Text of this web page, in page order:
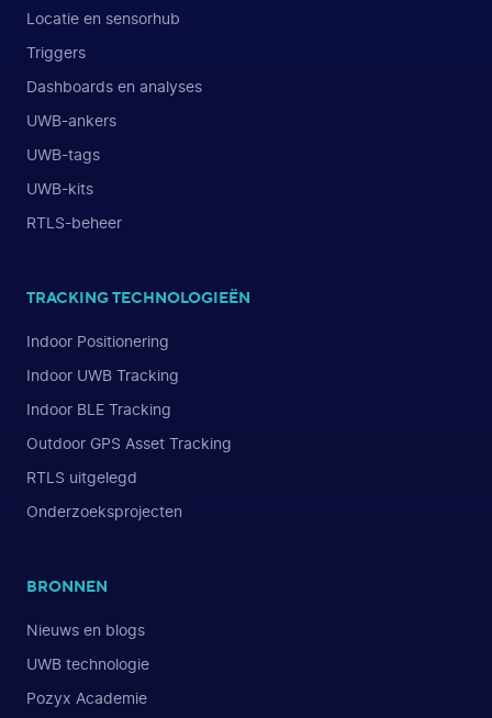
Locatie en sensorhub
Triggers
Dashboards en analyses
UWB-ankers
UWB-tags
UWB-kits
RTLS-beheer
TRACKING TECHNOLOGIEËN
Indoor Positionering
Indoor UWB Tracking
Indoor BLE Tracking
Outdoor GPS Asset Tracking
RTLS uitgelegd
Onderzoeksprojecten
BRONNEN
Nieuws en blogs
UWB technologie
Pozyx Academie